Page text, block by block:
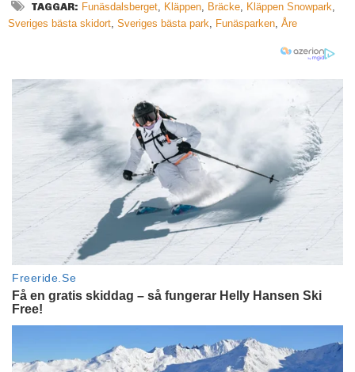
TAGGAR: Funäsdalsberget, Kläppen, Bräcke, Kläppen Snowpark,
Sveriges bästa skidort, Sveriges bästa park, Funäsparken, Åre